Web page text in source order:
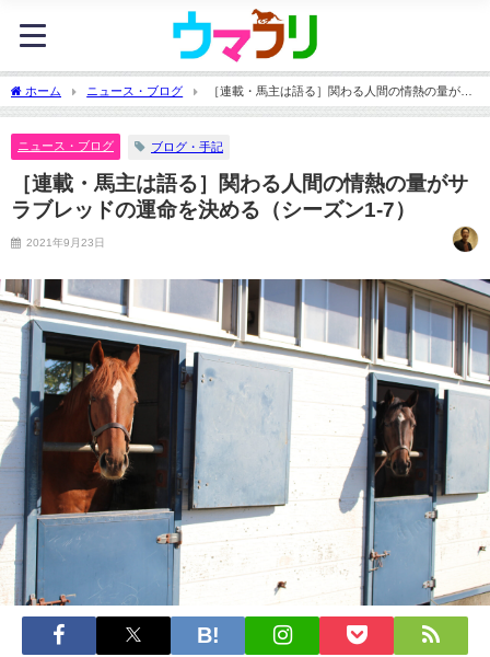
ホーム ニュース・ブログ
［連載・馬主は語る］関わる人間の情熱の量がサ
ラブレッドの運命を決める（シーズン1-7）
ニュース・ブログ ブログ・手記
［連載・馬主は語る］関わる人間の情熱の量がサ
ラブレッドの運命を決める（シーズン1-7）
2021年9月23日